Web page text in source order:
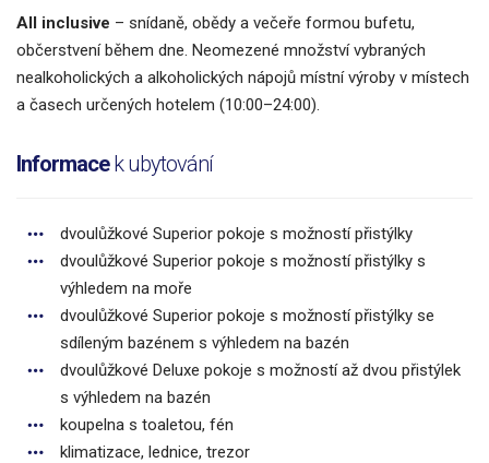
All inclusive – snídaně, obědy a večeře formou bufetu,
občerstvení během dne. Neomezené množství vybraných
nealkoholických a alkoholických nápojů místní výroby v místech
a časech určených hotelem (10:00–24:00).
Informacek ubytování
dvoulůžkové Superior pokoje s možností přistýlky
dvoulůžkové Superior pokoje s možností přistýlky s
výhledem na moře
dvoulůžkové Superior pokoje s možností přistýlky se
sdíleným bazénem s výhledem na bazén
dvoulůžkové Deluxe pokoje s možností až dvou přistýlek
s výhledem na bazén
koupelna s toaletou, fén
klimatizace, lednice, trezor